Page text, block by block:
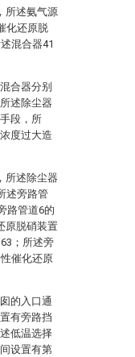
所述氨气源
化还原脱
混合器41
合器分别
述除尘器
段，所
度过大造
所述除尘器
述旁路管
路管道6的
原脱硝装置
；所述旁
催化还原
的入口通
有旁路挡
低温选择
设置有第